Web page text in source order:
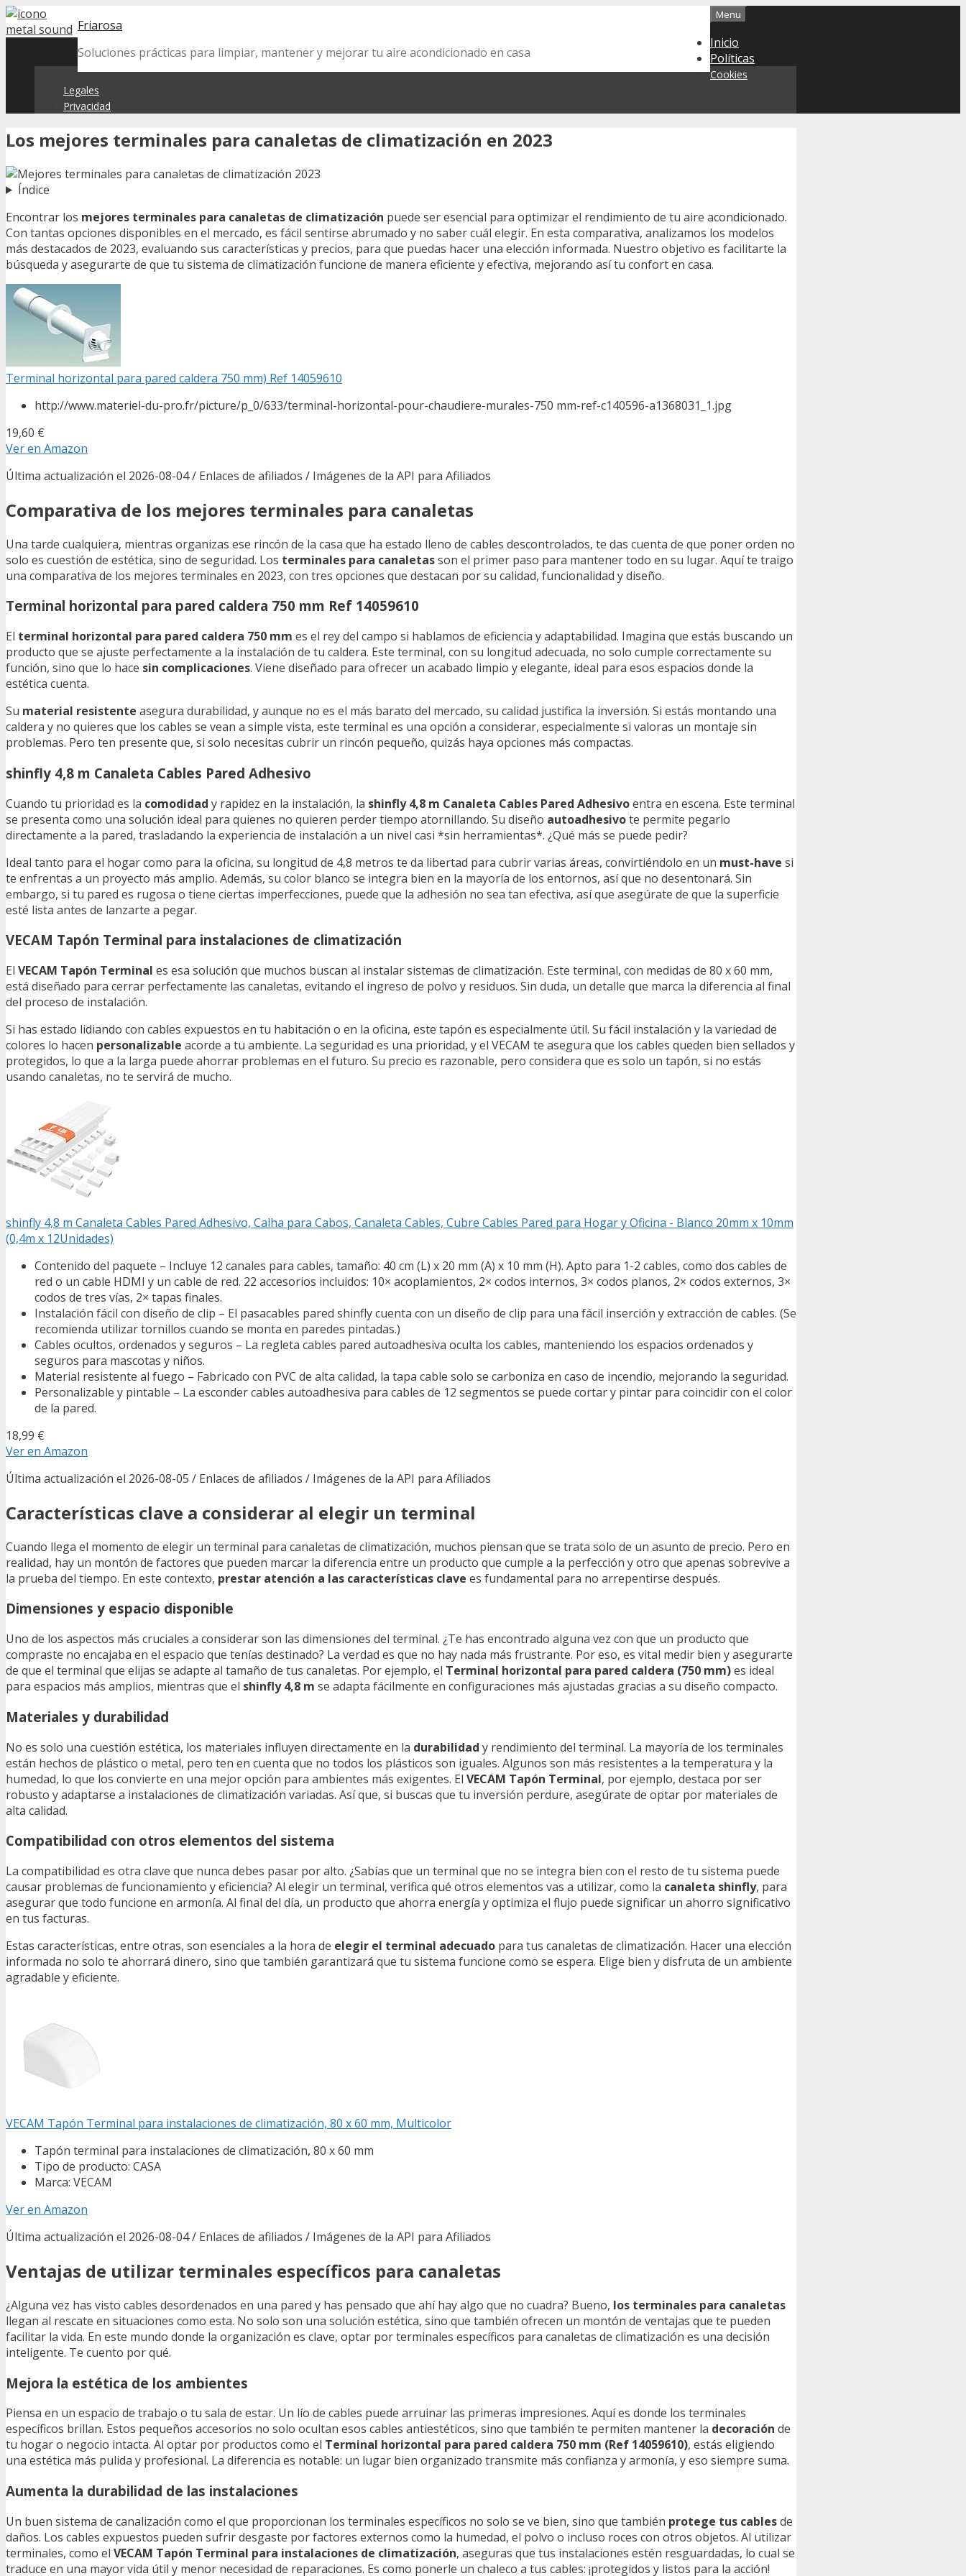
Skip
to
Friarosa
Soluciones prácticas para limpiar, mantener y mejorar tu aire acondicionado en casa
Menu
Inicio
Políticas
Cookies
Legales
Privacidad
Los mejores terminales para canaletas de climatización en 2023
Índice
Encontrar los mejores terminales para canaletas de climatización puede ser esencial para optimizar el rendimiento de tu aire acondicionado.
Con tantas opciones disponibles en el mercado, es fácil sentirse abrumado y no saber cuál elegir. En esta comparativa, analizamos los modelos
más destacados de 2023, evaluando sus características y precios, para que puedas hacer una elección informada. Nuestro objetivo es facilitarte la
búsqueda y asegurarte de que tu sistema de climatización funcione de manera eficiente y efectiva, mejorando así tu confort en casa.
Terminal horizontal para pared caldera 750 mm) Ref 14059610
http://www.materiel-du-pro.fr/picture/p_0/633/terminal-horizontal-pour-chaudiere-murales-750 mm-ref-c140596-a1368031_1.jpg
19,60 €
Ver en Amazon
Última actualización el 2026-08-04 / Enlaces de afiliados / Imágenes de la API para Afiliados
Comparativa de los mejores terminales para canaletas
Una tarde cualquiera, mientras organizas ese rincón de la casa que ha estado lleno de cables descontrolados, te das cuenta de que poner orden no
solo es cuestión de estética, sino de seguridad. Los terminales para canaletasson el primer paso para mantener todo en su lugar. Aquí te traigo
una comparativa de los mejores terminales en 2023, con tres opciones que destacan por su calidad, funcionalidad y diseño.
Terminal horizontal para pared caldera 750 mm Ref 14059610
El terminal horizontal para pared caldera 750 mm es el rey del campo si hablamos de eficiencia y adaptabilidad. Imagina que estás buscando un
producto que se ajuste perfectamente a la instalación de tu caldera. Este terminal, con su longitud adecuada, no solo cumple correctamente su
función, sino que lo hace sin complicaciones. Viene diseñado para ofrecer un acabado limpio y elegante, ideal para esos espacios donde la
estética cuenta.
Su material resistente asegura durabilidad, y aunque no es el más barato del mercado, su calidad justifica la inversión. Si estás montando una
caldera y no quieres que los cables se vean a simple vista, este terminal es una opción a considerar, especialmente si valoras un montaje sin
problemas. Pero ten presente que, si solo necesitas cubrir un rincón pequeño, quizás haya opciones más compactas.
shinfly 4,8 m Canaleta Cables Pared Adhesivo
Cuando tu prioridad es la comodidad y rapidez en la instalación, la shinfly 4,8 m Canaleta Cables Pared Adhesivoentra en escena. Este terminal
se presenta como una solución ideal para quienes no quieren perder tiempo atornillando. Su diseño autoadhesivote permite pegarlo
directamente a la pared, trasladando la experiencia de instalación a un nivel casi *sin herramientas*. ¿Qué más se puede pedir?
Ideal tanto para el hogar como para la oficina, su longitud de 4,8 metros te da libertad para cubrir varias áreas, convirtiéndolo en un must-have si
te enfrentas a un proyecto más amplio. Además, su color blanco se integra bien en la mayoría de los entornos, así que no desentonará. Sin
embargo, si tu pared es rugosa o tiene ciertas imperfecciones, puede que la adhesión no sea tan efectiva, así que asegúrate de que la superficie
esté lista antes de lanzarte a pegar.
VECAM Tapón Terminal para instalaciones de climatización
El VECAM Tapón Terminal es esa solución que muchos buscan al instalar sistemas de climatización. Este terminal, con medidas de 80 x 60 mm,
está diseñado para cerrar perfectamente las canaletas, evitando el ingreso de polvo y residuos. Sin duda, un detalle que marca la diferencia al final
del proceso de instalación.
Si has estado lidiando con cables expuestos en tu habitación o en la oficina, este tapón es especialmente útil. Su fácil instalación y la variedad de
colores lo hacen personalizable acorde a tu ambiente. La seguridad es una prioridad, y el VECAM te asegura que los cables queden bien sellados y
protegidos, lo que a la larga puede ahorrar problemas en el futuro. Su precio es razonable, pero considera que es solo un tapón, si no estás
usando canaletas, no te servirá de mucho.
shinfly 4,8 m Canaleta Cables Pared Adhesivo, Calha para Cabos, Canaleta Cables, Cubre Cables Pared para Hogar y Oficina - Blanco 20mm x 10mm
(0,4m x 12Unidades)
Contenido del paquete – Incluye 12 canales para cables, tamaño: 40 cm (L) x 20 mm (A) x 10 mm (H). Apto para 1-2 cables, como dos cables de
red o un cable HDMI y un cable de red. 22 accesorios incluidos: 10× acoplamientos, 2× codos internos, 3× codos planos, 2× codos externos, 3×
codos de tres vías, 2× tapas finales.
Instalación fácil con diseño de clip – El pasacables pared shinfly cuenta con un diseño de clip para una fácil inserción y extracción de cables. (Se
recomienda utilizar tornillos cuando se monta en paredes pintadas.)
Cables ocultos, ordenados y seguros – La regleta cables pared autoadhesiva oculta los cables, manteniendo los espacios ordenados y
seguros para mascotas y niños.
Material resistente al fuego – Fabricado con PVC de alta calidad, la tapa cable solo se carboniza en caso de incendio, mejorando la seguridad.
Personalizable y pintable – La esconder cables autoadhesiva para cables de 12 segmentos se puede cortar y pintar para coincidir con el color
de la pared.
18,99 €
Ver en Amazon
Última actualización el 2026-08-05 / Enlaces de afiliados / Imágenes de la API para Afiliados
Características clave a considerar al elegir un terminal
Cuando llega el momento de elegir un terminal para canaletas de climatización, muchos piensan que se trata solo de un asunto de precio. Pero en
realidad, hay un montón de factores que pueden marcar la diferencia entre un producto que cumple a la perfección y otro que apenas sobrevive a
la prueba del tiempo. En este contexto, prestar atención a las características clave es fundamental para no arrepentirse después.
Dimensiones y espacio disponible
Uno de los aspectos más cruciales a considerar son las dimensiones del terminal. ¿Te has encontrado alguna vez con que un producto que
compraste no encajaba en el espacio que tenías destinado? La verdad es que no hay nada más frustrante. Por eso, es vital medir bien y asegurarte
de que el terminal que elijas se adapte al tamaño de tus canaletas. Por ejemplo, el Terminal horizontal para pared caldera (750 mm)es ideal
para espacios más amplios, mientras que el shinfly 4,8 m se adapta fácilmente en configuraciones más ajustadas gracias a su diseño compacto.
Materiales y durabilidad
No es solo una cuestión estética, los materiales influyen directamente en la durabilidad y rendimiento del terminal. La mayoría de los terminales
están hechos de plástico o metal, pero ten en cuenta que no todos los plásticos son iguales. Algunos son más resistentes a la temperatura y la
humedad, lo que los convierte en una mejor opción para ambientes más exigentes. El VECAM Tapón Terminal, por ejemplo, destaca por ser
robusto y adaptarse a instalaciones de climatización variadas. Así que, si buscas que tu inversión perdure, asegúrate de optar por materiales de
alta calidad.
Compatibilidad con otros elementos del sistema
La compatibilidad es otra clave que nunca debes pasar por alto. ¿Sabías que un terminal que no se integra bien con el resto de tu sistema puede
causar problemas de funcionamiento y eficiencia? Al elegir un terminal, verifica qué otros elementos vas a utilizar, como la canaleta shinfly, para
asegurar que todo funcione en armonía. Al final del día, un producto que ahorra energía y optimiza el flujo puede significar un ahorro significativo
en tus facturas.
Estas características, entre otras, son esenciales a la hora de elegir el terminal adecuado para tus canaletas de climatización. Hacer una elección
informada no solo te ahorrará dinero, sino que también garantizará que tu sistema funcione como se espera. Elige bien y disfruta de un ambiente
agradable y eficiente.
VECAM Tapón Terminal para instalaciones de climatización, 80 x 60 mm, Multicolor
Tapón terminal para instalaciones de climatización, 80 x 60 mm
Tipo de producto: CASA
Marca: VECAM
Ver en Amazon
Última actualización el 2026-08-04 / Enlaces de afiliados / Imágenes de la API para Afiliados
Ventajas de utilizar terminales específicos para canaletas
¿Alguna vez has visto cables desordenados en una pared y has pensado que ahí hay algo que no cuadra? Bueno, los terminales para canaletas
llegan al rescate en situaciones como esta. No solo son una solución estética, sino que también ofrecen un montón de ventajas que te pueden
facilitar la vida. En este mundo donde la organización es clave, optar por terminales específicos para canaletas de climatización es una decisión
inteligente. Te cuento por qué.
Mejora la estética de los ambientes
Piensa en un espacio de trabajo o tu sala de estar. Un lío de cables puede arruinar las primeras impresiones. Aquí es donde los terminales
específicos brillan. Estos pequeños accesorios no solo ocultan esos cables antiestéticos, sino que también te permiten mantener la decoración de
tu hogar o negocio intacta. Al optar por productos como el Terminal horizontal para pared caldera 750 mm (Ref 14059610), estás eligiendo
una estética más pulida y profesional. La diferencia es notable: un lugar bien organizado transmite más confianza y armonía, y eso siempre suma.
Aumenta la durabilidad de las instalaciones
Un buen sistema de canalización como el que proporcionan los terminales específicos no solo se ve bien, sino que también protege tus cablesde
daños. Los cables expuestos pueden sufrir desgaste por factores externos como la humedad, el polvo o incluso roces con otros objetos. Al utilizar
terminales, como el VECAM Tapón Terminal para instalaciones de climatización, aseguras que tus instalaciones estén resguardadas, lo cual se
traduce en una mayor vida útil y menor necesidad de reparaciones. Es como ponerle un chaleco a tus cables: ¡protegidos y listos para la acción!